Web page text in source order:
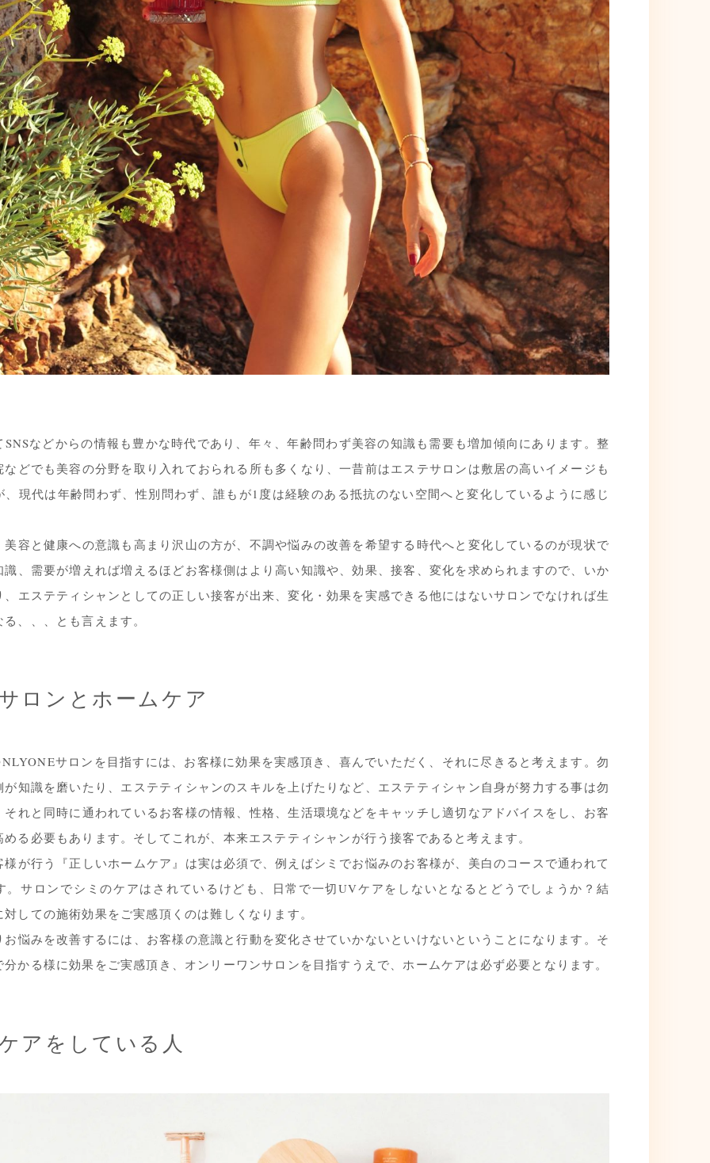
SNSなどからの情報も豊かな時代であり、年々、年齢問わず美容の知識も需要も増加傾向にあります。整
などでも美容の分野を取り入れておられる所も多くなり、一昔前はエステサロンは敷居の高いイメージも
、現代は年齢問わず、性別問わず、誰もが1度は経験のある抵抗のない空間へと変化しているように感じ
美容と健康への意識も高まり沢山の方が、不調や悩みの改善を希望する時代へと変化しているのが現状で
識、需要が増えれば増えるほどお客様側はより高い知識や、効果、接客、変化を求められますので、いか
、エステティシャンとしての正しい接客が出来、変化・効果を実感できる他にはないサロンでなければ生
、、、とも言えます。
ロンとホームケア
サロンを目指すには、お客様に効果を実感頂き、喜んでいただく、それに尽きると考えます。勿
が知識を磨いたり、エステティシャンのスキルを上げたりなど、エステティシャン自身が努力する事は勿
それと同時に通われているお客様の情報、性格、生活環境などをキャッチし適切なアドバイスをし、お客
る必要もあります。そしてこれが、本来エステティシャンが行う接客であると考えます。
様が行う『正しいホームケア』は実は必須で、例えばシミでお悩みのお客様が、美白のコースで通われて
。サロンでシミのケアはされているけども、日常で一切UVケアをしないとなるとどうでしょうか？結
しての施術効果をご実感頂くのは難しくなります。
お悩みを改善するには、お客様の意識と行動を変化させていかないといけないということになります。そ
かる様に効果をご実感頂き、オンリーワンサロンを目指すうえで、ホームケアは必ず必要となります。
アをしている人